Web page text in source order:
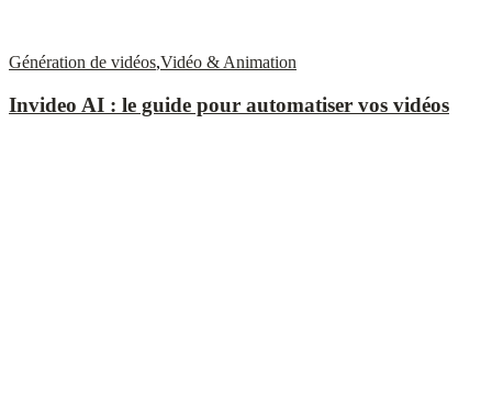
Génération de vidéos,Vidéo & Animation
Invideo AI : le guide pour automatiser vos vidéos